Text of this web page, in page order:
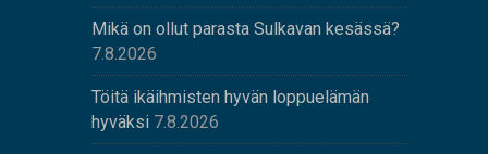
Mikä on ollut parasta Sulkavan kesässä?
7.8.2026
Töitä ikäihmisten hyvän loppuelämän
hyväksi 7.8.2026